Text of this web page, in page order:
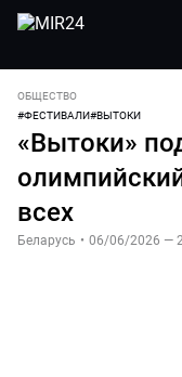
ОБЩЕСТВО
#ФЕСТИВАЛИ#ВЫТОКИ
«Вытоки»
всех
Беларусь • 06/06/2026 —